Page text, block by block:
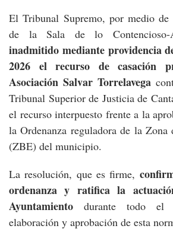
El Tribunal Supremo, por medio de
de la Sala de lo Contencioso-
inadmitido mediante providencia
2026 el recurso de casación
Asociación Salvar Torrelavega
Tribunal Superior de Justicia de
el recurso interpuesto frente a la
la Ordenanza reguladora de la Zona
(ZBE) del municipio.
La resolución, que es firme,
ordenanza y ratifica la
Ayuntamiento durante todo el
elaboración y aprobación de esta